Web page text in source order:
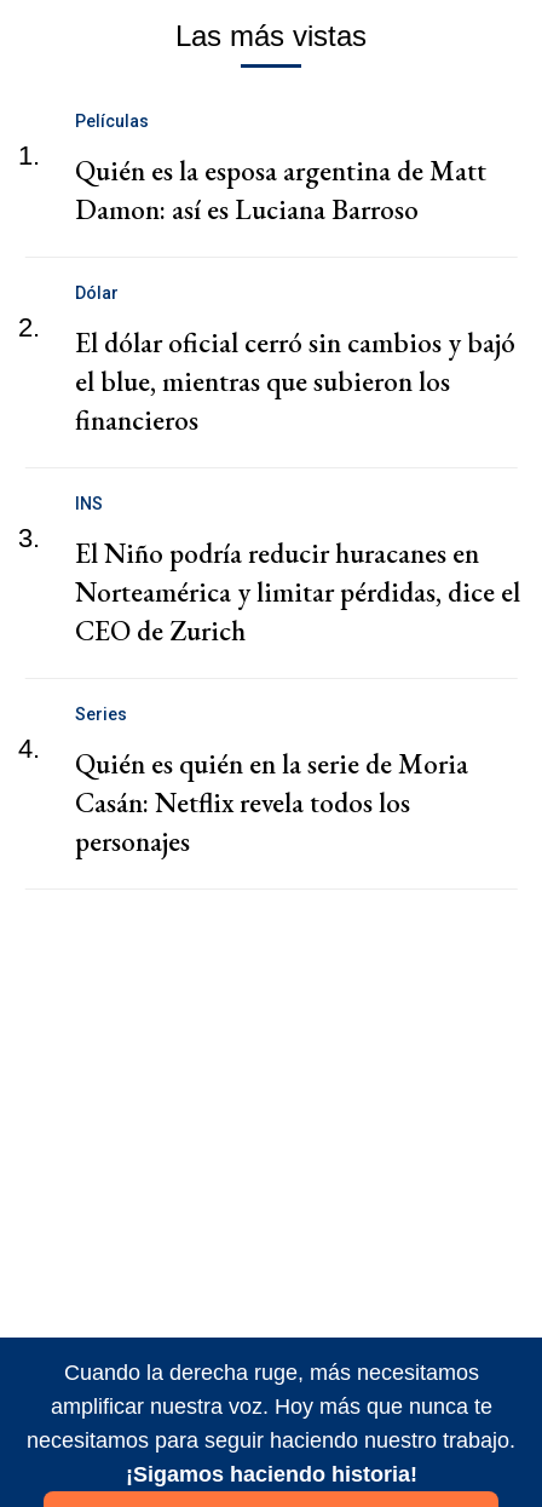
Las más vistas
1.
Películas
Quién es la esposa argentina de Matt
Damon: así es Luciana Barroso
2.
Dólar
El dólar oficial cerró sin cambios y bajó
el blue, mientras que subieron los
financieros
3.
INS
El Niño podría reducir huracanes en
Norteamérica y limitar pérdidas, dice el
CEO de Zurich
4.
Series
Quién es quién en la serie de Moria
Casán: Netflix revela todos los
personajes
Cuando la derecha ruge, más necesitamos
amplificar nuestra voz. Hoy más que nunca te
necesitamos para seguir haciendo nuestro trabajo.
¡Sigamos haciendo historia!